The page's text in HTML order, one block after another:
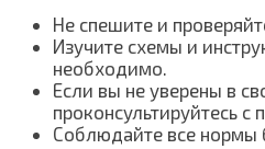
Не спешите и
Изучите схемы и
необходимо.
Если вы не уверены в
проконсультируйтесь с
Соблюдайте все нормы